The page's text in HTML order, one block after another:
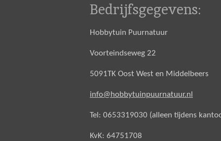
Bedrijfsgegevens:
Hobbytuin Puurnatuur
Voorteindseweg 22
5091TK Oost West en Middelbeers
info@hobbytuinpuurnatuur.nl
Tel: 0653319030 (alleen tijdens
KvK: 64751708